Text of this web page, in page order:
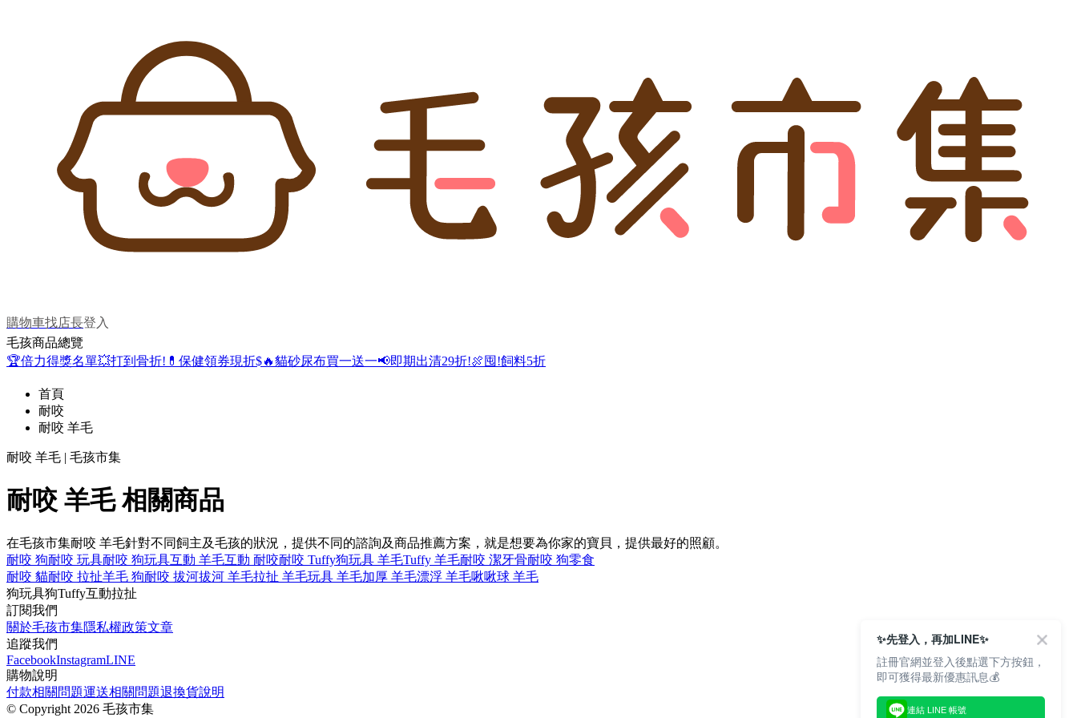
購物車找店長登入
毛孩商品總覽
🏆倍力得獎名單💥打到骨折! 💊保健領券現折$🔥貓砂尿布買一送一📢即期出清29折!🍖囤!飼料5折
首頁
耐咬
耐咬 羊毛
耐咬 羊毛 | 毛孩市集
耐咬 羊毛 相關商品
在毛孩市集耐咬 羊毛針對不同飼主及毛孩的狀況，提供不同的諮詢及商品推薦方案，就是想要為你家的寶貝，提供最好的照顧。
耐咬 狗耐咬 玩具耐咬 狗玩具互動 羊毛互動 耐咬耐咬 Tuffy狗玩具 羊毛Tuffy 羊毛耐咬 潔牙骨耐咬 狗零食
耐咬 貓耐咬 拉扯羊毛 狗耐咬 拔河拔河 羊毛拉扯 羊毛玩具 羊毛加厚 羊毛漂浮 羊毛啾啾球 羊毛
狗玩具狗Tuffy互動拉扯
訂閱我們
關於毛孩市集隱私權政策文章
追蹤我們
FacebookInstagramLINE
購物說明
付款相關問題運送相關問題退換貨說明
© Copyright 2026 毛孩市集
✨先登入，再加LINE✨
註冊官網並登入後點選下方按鈕，
即可獲得最新優惠訊息💰
連結 LINE 帳號